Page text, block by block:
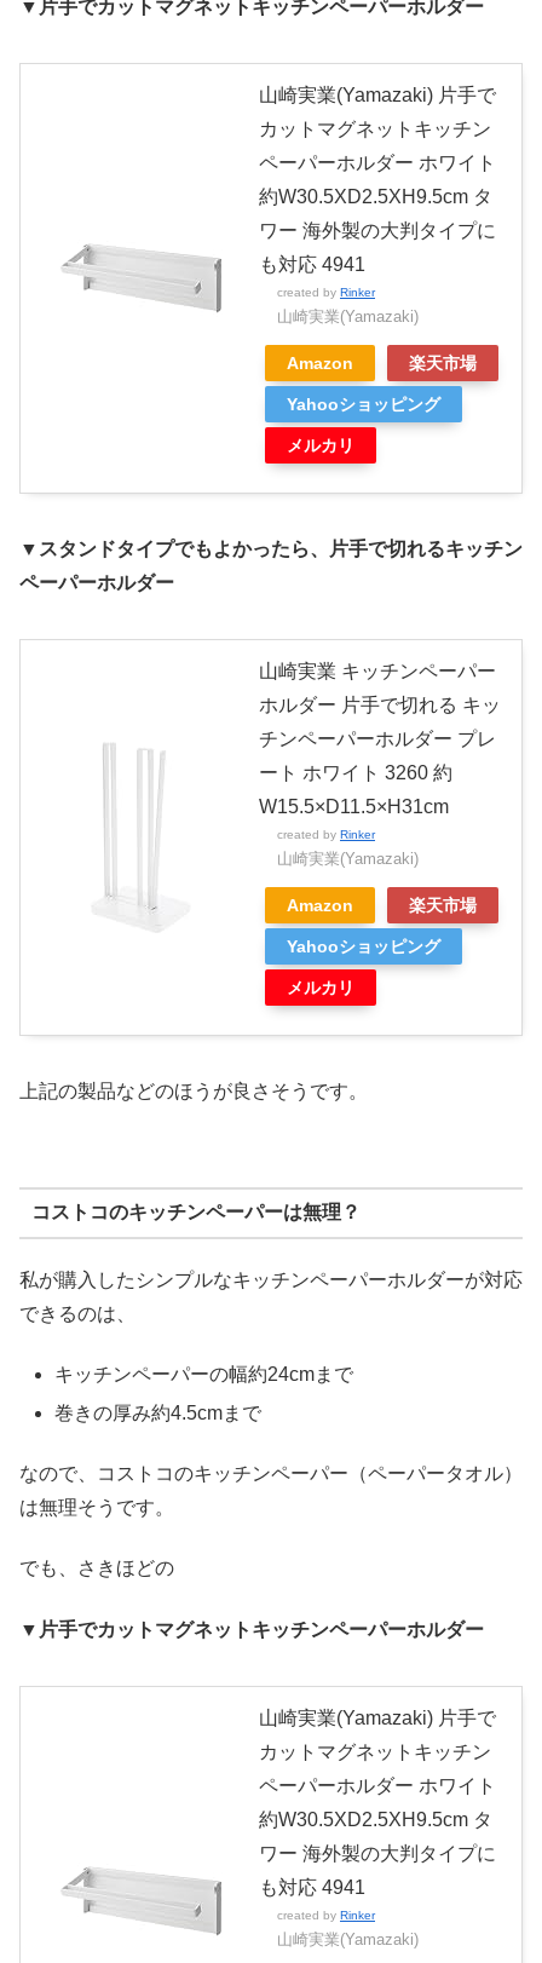
▼片手でカットマグネットキッチンペーパーホルダー
山崎実業(Yamazaki) 片手で
カットマグネットキッチン
ペーパーホルダー ホワイト
約W30.5XD2.5XH9.5cm タ
ワー 海外製の大判タイプに
も対応 4941
created by Rinker
山崎実業(Yamazaki)
Amazon 楽天市場
Yahooショッピング
メルカリ
▼スタンドタイプでもよかったら、片手で切れるキッチン
ペーパーホルダー
山崎実業 キッチンペーパー
ホルダー 片手で切れる キッ
チンペーパーホルダー プレ
ート ホワイト 3260 約
W15.5×D11.5×H31cm
created by Rinker
山崎実業(Yamazaki)
Amazon 楽天市場
Yahooショッピング
メルカリ
上記の製品などのほうが良さそうです。
コストコのキッチンペーパーは無理？
私が購入したシンプルなキッチンペーパーホルダーが対応
できるのは、
キッチンペーパーの幅約24cmまで
巻きの厚み約4.5cmまで
なので、コストコのキッチンペーパー（ペーパータオル）
は無理そうです。
でも、さきほどの
▼片手でカットマグネットキッチンペーパーホルダー
山崎実業(Yamazaki) 片手で
カットマグネットキッチン
ペーパーホルダー ホワイト
約W30.5XD2.5XH9.5cm タ
ワー 海外製の大判タイプに
も対応 4941
created by Rinker
山崎実業(Yamazaki)